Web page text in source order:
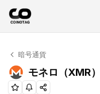
モネロ テクニカル分析
モネロ 現在 $391.78 で
暗号通貨